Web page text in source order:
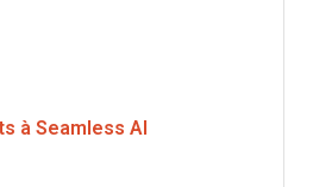
à Seamless AI